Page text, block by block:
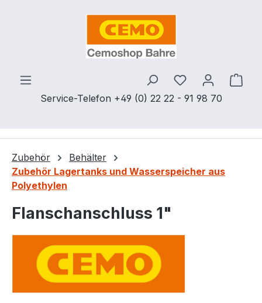
Zum Hauptinhalt springen
Service-Telefon +49 (0) 22 22 - 91 98 70
Du hast 0
Zubehör
Behälter
Zubehör Lagertanks und Wasserspeicher aus
Polyethylen
Flanschanschluss 1"